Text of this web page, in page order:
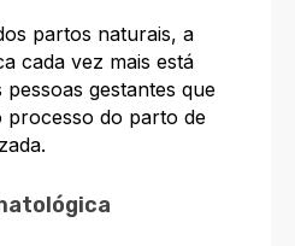
partos naturais, a
cada vez mais está
gestantes que
processo do parto de